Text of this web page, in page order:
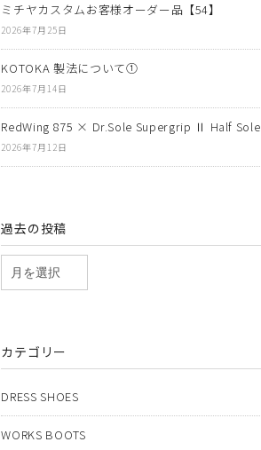
ミチヤカスタムお客様オーダー品【54】
2026年7月25日
KOTOKA 製法について①
2026年7月14日
RedWing 875 × Dr.Sole Supergrip Ⅱ Half Sole
2026年7月12日
過去の投稿
カテゴリー
DRESS SHOES
WORKS BOOTS